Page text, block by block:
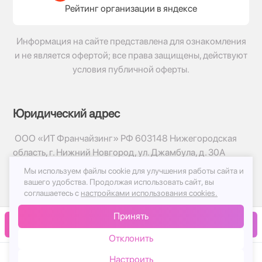
В корзину
Рейтинг организации в яндексе
Информация на сайте представлена для ознакомления
и не является офертой; все права защищены, действуют
условия публичной оферты.
Юридический адрес
ООО «ИТ Франчайзинг» РФ 603148 Нижегородская
область, г. Нижний Новгород, ул. Джамбула, д. 30А
© 2017-2026г, База Цветов 24.ру
Политика конфиденциальности
Публичная оферта
Мы используем файлы cookie для улучшения работы сайта и
вашего удобства. Продолжая использовать сайт, вы
соглашаетесь с настройками использования cookies.
Принять
Отклонить
Настроить